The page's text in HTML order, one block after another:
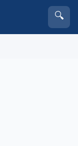
🔍